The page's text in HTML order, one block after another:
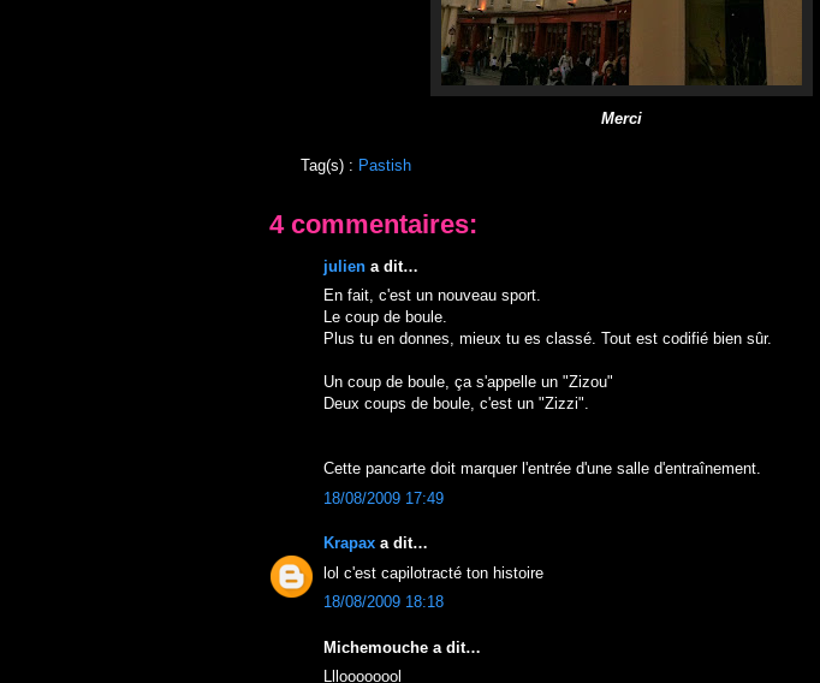
Merci
Tag(s) : Pastish
4 commentaires:
julien a dit…
En fait, c'est un nouveau sport.
Le coup de boule.
Plus tu en donnes, mieux tu es classé. Tout est codifié bien sûr.
Un coup de boule, ça s'appelle un "Zizou"
Deux coups de boule, c'est un "Zizzi".
Cette pancarte doit marquer l'entrée d'une salle d'entraînement.
18/08/2009 17:49
Krapax a dit…
lol c'est capilotracté ton histoire
18/08/2009 18:18
Michemouche a dit…
Llloooooool